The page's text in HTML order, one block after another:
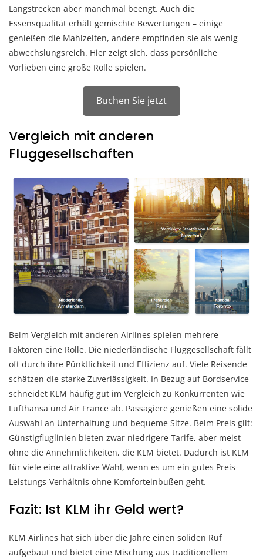
Langstrecken aber manchmal beengt. Auch die
Essensqualität erhält gemischte Bewertungen – einige
genießen die Mahlzeiten, andere empfinden sie als wenig
abwechslungsreich. Hier zeigt sich, dass persönliche
Vorlieben eine große Rolle spielen.
Buchen Sie jetzt
Vergleich mit anderen
Fluggesellschaften
Beim Vergleich mit anderen Airlines spielen mehrere
Faktoren eine Rolle. Die niederländische Fluggesellschaft fällt
oft durch ihre Pünktlichkeit und Effizienz auf. Viele Reisende
schätzen die starke Zuverlässigkeit. In Bezug auf Bordservice
schneidet KLM häufig gut im Vergleich zu Konkurrenten wie
Lufthansa und Air France ab. Passagiere genießen eine solide
Auswahl an Unterhaltung und bequeme Sitze. Beim Preis gilt:
Günstigfluglinien bieten zwar niedrigere Tarife, aber meist
ohne die Annehmlichkeiten, die KLM bietet. Dadurch ist KLM
für viele eine attraktive Wahl, wenn es um ein gutes Preis-
Leistungs-Verhältnis ohne Komforteinbußen geht.
Fazit: Ist KLM ihr Geld wert?
KLM Airlines hat sich über die Jahre einen soliden Ruf
aufgebaut und bietet eine Mischung aus traditionellem